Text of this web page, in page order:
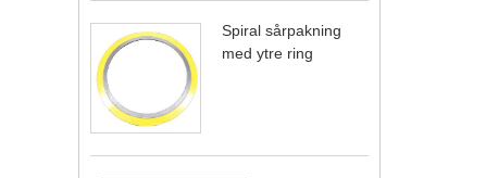
Spiral sårpakning
med ytre ring